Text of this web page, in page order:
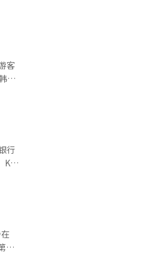
延
具
含
百
业
及
益
等
客
店
交
籍
行
，
二